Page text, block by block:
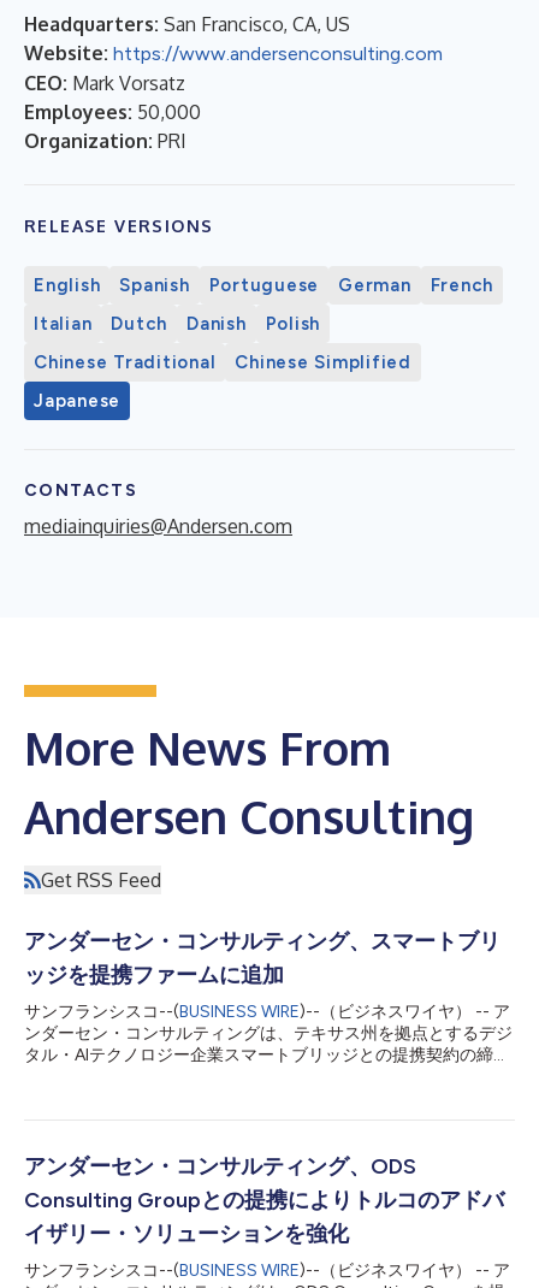
Headquarters: San Francisco, CA, US
Website: https://www.andersenconsulting.com
CEO: Mark Vorsatz
Employees: 50,000
Organization: PRI
RELEASE VERSIONS
English Spanish Portuguese German
French
Italian
Dutch Danish
Polish
Chinese Traditional
Chinese Simplified
Japanese
CONTACTS
mediainquiries@Andersen.com
More News From
Andersen Consulting
Get RSS Feed
アンダーセン・コンサルティング、スマートブリ
ッジを提携ファームに追加
サンフランシスコ--(BUSINESS WIRE)--（ビジネスワイヤ） -- ア
ンダーセン・コンサルティングは、テキサス州を拠点とするデジ
タル・AIテクノロジー企業スマートブリッジとの提携契約の締結
スマートブリッジは、デジタル・イノベーション、AI、データ・
ービスを通じて、組織がデジタル・トランスフォーメーションを
加速し、業務のモダナイゼーションを進められるよう支援してい
ます。同社は、石油・ガス、医療技術、外食の各業界のクライア
ントに対し、アドバイザリーとテクノロジーを組み合わせたサー
ビスを提供することで、企業変革と成長を支援しています。主要
テクノロジー・プロバイダーとの戦略的関係を活用し、組織がデ
アンダーセン・コンサルティング、ODS
Consulting Groupとの提携によりトルコのアドバ
イザリー・ソリューションを強化
サンフランシスコ--(BUSINESS WIRE)--（ビジネスワイヤ） -- ア